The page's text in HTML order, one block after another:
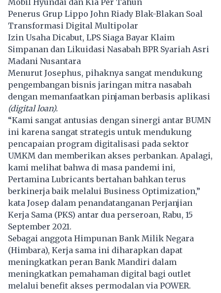
Penerus Grup Lippo John Riady Blak-Blakan Soal
Transformasi Digital Multipolar
Izin Usaha Dicabut, LPS Siaga Bayar Klaim
Simpanan dan Likuidasi Nasabah BPR Syariah Asri
Madani Nusantara
Menurut Josephus, pihaknya sangat mendukung
pengembangan bisnis jaringan mitra nasabah
dengan memanfaatkan pinjaman berbasis aplikasi
(digital loan).
“Kami sangat antusias dengan sinergi antar BUMN
ini karena sangat strategis untuk mendukung
pencapaian program digitalisasi pada sektor
UMKM dan memberikan akses perbankan. Apalagi,
kami melihat bahwa di masa pandemi ini,
Pertamina Lubricants bertahan bahkan terus
berkinerja baik melalui Business Optimization,”
kata Josep dalam penandatanganan Perjanjian
Kerja Sama (PKS) antar dua perseroan, Rabu, 15
September 2021.
Sebagai anggota Himpunan Bank Milik Negara
(Himbara), Kerja sama ini diharapkan dapat
meningkatkan peran Bank Mandiri dalam
meningkatkan pemahaman digital bagi outlet
melalui benefit akses permodalan via POWER.